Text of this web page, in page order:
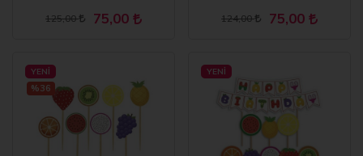
125,00 75,00 124,00 75,00
YENI
%36
YENI